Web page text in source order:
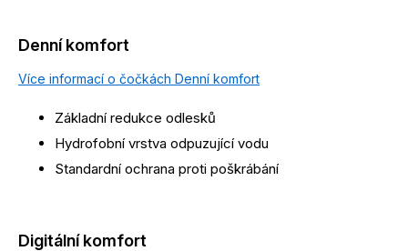
Denní komfort
Více informací o čočkách Denní komfort
Základní redukce odlesků
Hydrofobní vrstva odpuzující vodu
Standardní ochrana proti poškrábání
Digitální komfort